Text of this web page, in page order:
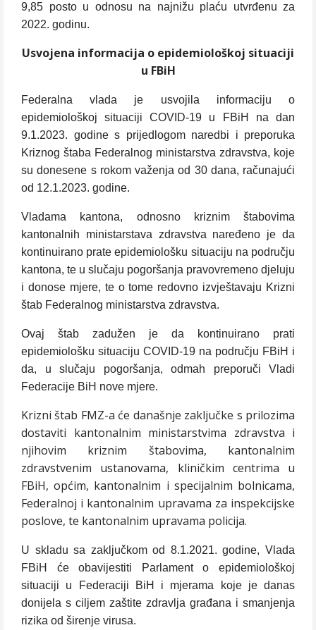
9,85 posto u odnosu na najnižu plaću utvrđenu za
2022. godinu.
Usvojena informacija o epidemiološkoj situaciji
u FBiH
Federalna vlada je usvojila informaciju o
epidemiološkoj situaciji COVID-19 u FBiH na dan
9.1.2023. godine s prijedlogom naredbi i preporuka
Kriznog štaba Federalnog ministarstva zdravstva, koje
su donesene s rokom važenja od 30 dana, računajući
od 12.1.2023. godine.
Vladama kantona, odnosno kriznim štabovima
kantonalnih ministarstava zdravstva naređeno je da
kontinuirano prate epidemiološku situaciju na području
kantona, te u slučaju pogoršanja pravovremeno djeluju
i donose mjere, te o tome redovno izvještavaju Krizni
štab Federalnog ministarstva zdravstva.
Ovaj štab zadužen je da kontinuirano prati
epidemiološku situaciju COVID-19 na području FBiH i
da, u slučaju pogoršanja, odmah preporuči Vladi
Federacije BiH nove mjere.
Krizni štab FMZ-a će današnje zaključke s prilozima
dostaviti kantonalnim ministarstvima zdravstva i
njihovim kriznim štabovima, kantonalnim
zdravstvenim ustanovama, kliničkim centrima u
FBiH, općim, kantonalnim i specijalnim bolnicama,
Federalnoj i kantonalnim upravama za inspekcijske
poslove, te kantonalnim upravama policija.
U skladu sa zaključkom od 8.1.2021. godine, Vlada
FBiH će obavijestiti Parlament o epidemiološkoj
situaciji u Federaciji BiH i mjerama koje je danas
donijela s ciljem zaštite zdravlja građana i smanjenja
rizika od širenje virusa.